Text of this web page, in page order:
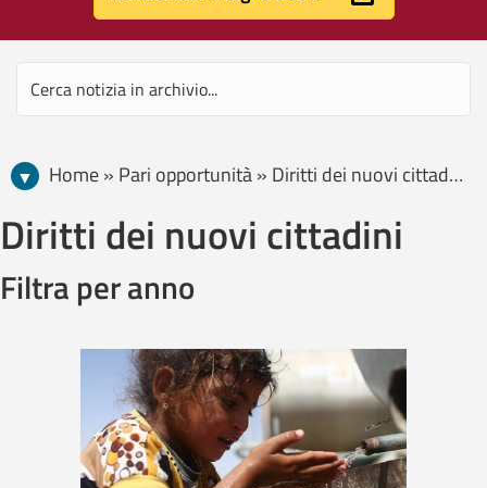
Home » Pari opportunità » Diritti dei nuovi cittadini » Pagina 7
Diritti dei nuovi cittadini
Filtra per anno